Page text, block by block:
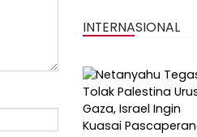
INTERNASIONAL